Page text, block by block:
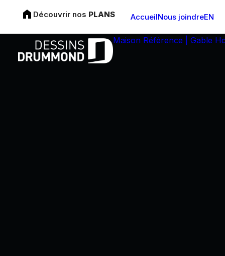
Découvrir nos PLANS AccueilNous joindreEN
Maison Référence | Gable